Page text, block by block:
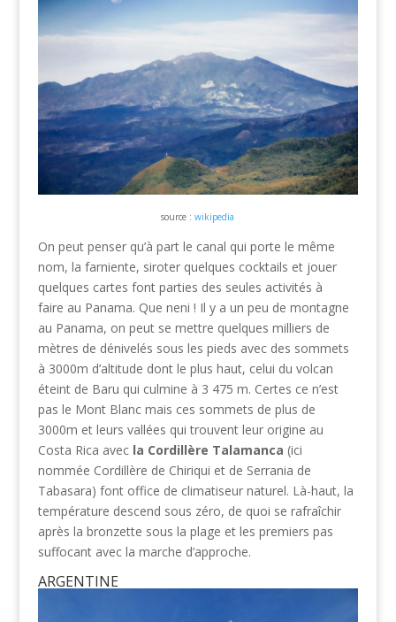
source :wikipedia
On peut penser qu’à part le canal qui porte le même
nom, la farniente, siroter quelques cocktails et jouer
quelques cartes font parties des seules activités à
faire au Panama. Que neni ! Il y a un peu de montagne
au Panama, on peut se mettre quelques milliers de
mètres de dénivelés sous les pieds avec des sommets
à 3000m d’altitude dont le plus haut, celui du volcan
éteint de Baru qui culmine à 3 475 m. Certes ce n’est
pas le Mont Blanc mais ces sommets de plus de
3000m et leurs vallées qui trouvent leur origine au
Costa Rica avec la Cordillère Talamanca (ici
nommée Cordillère de Chiriqui et de Serrania de
Tabasara) font office de climatiseur naturel. Là-haut, la
température descend sous zéro, de quoi se rafraîchir
après la bronzette sous la plage et les premiers pas
suffocant avec la marche d’approche.
ARGENTINE